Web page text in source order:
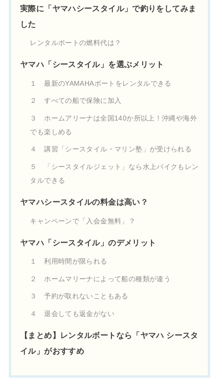
実際に「ヤマハシースタイル」で釣りをしてみま
した
レンタルボートの燃料代は？
ヤマハ「シースタイル」を選ぶメリット
１ 最新のYAMAHAボートをレンタルできる
２ すべての船で保険に加入
３ ホームアリーナは全国140か所以上！沖縄や海外
でも楽しめる
４ 講習「シースタイル・マリン塾」が受けられる
５ 「シースタイルジェット」なら水上バイクもレン
タルできる
ヤマハシースタイルの料金は高い？
キャンペーンで「入会金無料」？
ヤマハ「シースタイル」のデメリット
１ 利用時間が限られる
２ ホームマリーナによって船の種類が違う
３ 予約が取れないこともある
４ 退会しても返金がない
【まとめ】レンタルボートなら「ヤマハ シースタ
イル」がおすすめ